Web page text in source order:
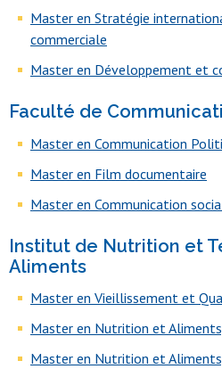
Master en Stratégie
commerciale
Master en Développement et
Faculté de
Master en Communication
Master en Film documentaire
Master en Communication
Institut de Nutrition et
Aliments
Master en Vieillissement et
Master en Nutrition et
Master en Nutrition et